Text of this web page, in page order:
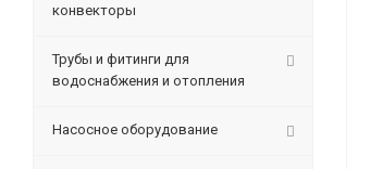
конвекторы
Трубы и фитинги для
водоснабжения и отопления
Насосное оборудование